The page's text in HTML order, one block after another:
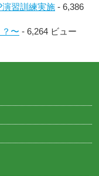
習訓練実施 - 6,386
〜 - 6,264 ビュー